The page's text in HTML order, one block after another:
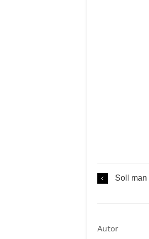
Soll man
Autor